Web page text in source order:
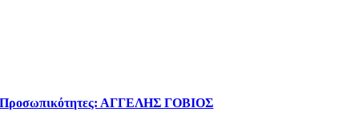
Προσωπικότητες: ΑΓΓΕΛΗΣ ΓΟΒΙΟΣ